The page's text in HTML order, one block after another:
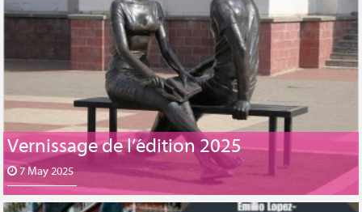
Vernissage de l’édition 2025
7 May 2025